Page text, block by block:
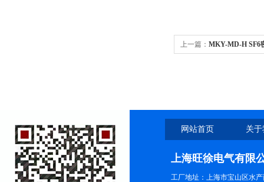
上一篇： MKY-MD-H SF6
网站首页 关
上海旺徐电气有限
工厂地址：上海市宝山区水产